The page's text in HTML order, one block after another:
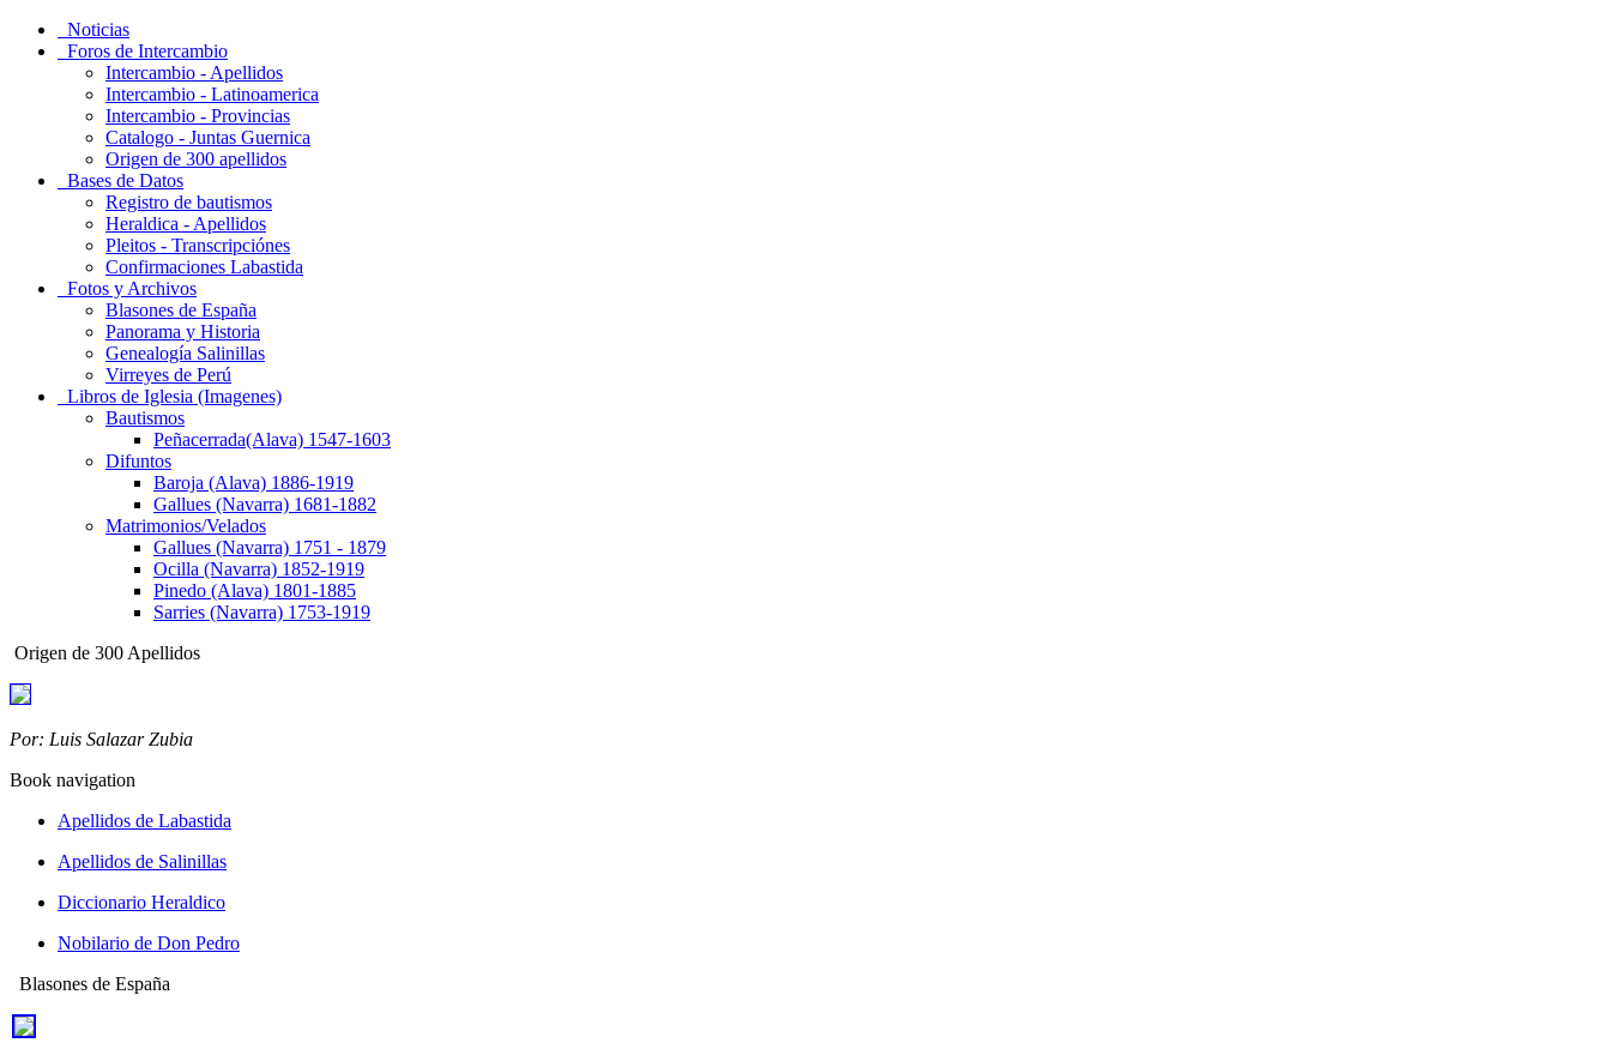
Noticias
Foros de Intercambio
Intercambio - Apellidos
Intercambio - Latinoamerica
Intercambio - Provincias
Catalogo - Juntas Guernica
Origen de 300 apellidos
Bases de Datos
Registro de bautismos
Heraldica - Apellidos
Pleitos - Transcripciónes
Confirmaciones Labastida
Fotos y Archivos
Blasones de España
Panorama y Historia
Genealogía Salinillas
Virreyes de Perú
Libros de Iglesia (Imagenes)
Bautismos
Peñacerrada(Alava) 1547-1603
Difuntos
Baroja (Alava) 1886-1919
Gallues (Navarra) 1681-1882
Matrimonios/Velados
Gallues (Navarra) 1751 - 1879
Ocilla (Navarra) 1852-1919
Pinedo (Alava) 1801-1885
Sarries (Navarra) 1753-1919
Origen de 300 Apellidos
Por: Luis Salazar Zubia
Book navigation
Apellidos de Labastida
Apellidos de Salinillas
Diccionario Heraldico
Nobilario de Don Pedro
Blasones de España